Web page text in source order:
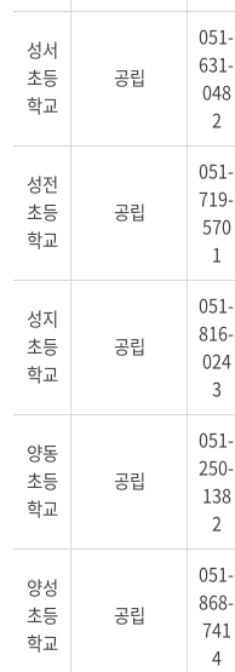
성서
초등
학교
공립
051-
631-
048
2
성전
초등
학교
공립
051-
719-
570
1
성지
초등
학교
공립
051-
816-
024
3
양동
초등
학교
공립
051-
250-
138
2
양성
초등
학교
공립
051-
868-
741
4